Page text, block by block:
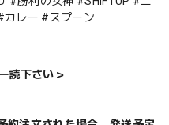
カレー #スプーン
読下さい＞